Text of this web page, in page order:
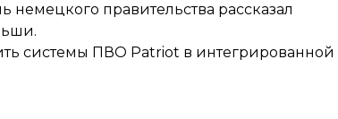
правительства рассказал
системы ПВО Patriot в интегрированной